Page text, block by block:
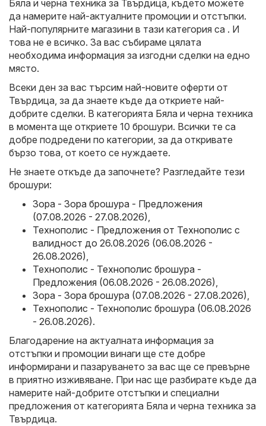
Бяла и черна техника за Твърдица, където можете
да намерите най-актуалните промоции и отстъпки.
Най-популярните магазини в тази категория са . И
това не е всичко. За вас събираме цялата
необходима информация за изгодни сделки на едно
място.
Всеки ден за вас търсим най-новите оферти от
Твърдица, за да знаете къде да откриете най-
добрите сделки. В категорията Бяла и черна техника
в момента ще откриете 10 брошури. Всички те са
добре подредени по категории, за да откривате
бързо това, от което се нуждаете.
Не знаете откъде да започнете? Разгледайте тези
брошури:
Зора - Зора брошура - Предложения
(07.08.2026 - 27.08.2026),
Технополис - Предложения от Технополис с
валидност до 26.08.2026 (06.08.2026 -
26.08.2026),
Технополис - Технополис брошура -
Предложения (06.08.2026 - 26.08.2026),
Зора - Зора брошура (07.08.2026 - 27.08.2026),
Технополис - Технополис брошура (06.08.2026
- 26.08.2026).
Благодарение на актуалната информация за
отстъпки и промоции винаги ще сте добре
информирани и пазаруването за вас ще се превърне
в приятно изживяване. При нас ще разбирате къде да
намерите най-добрите отстъпки и специални
предложения от категорията Бяла и черна техника за
Твърдица.